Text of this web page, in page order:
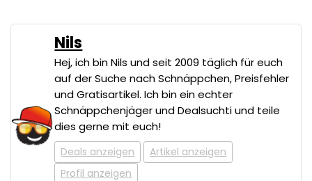
Nils
Hej, ich bin Nils und seit 2009 täglich für euch
auf der Suche nach Schnäppchen, Preisfehler
und Gratisartikel. Ich bin ein echter
Schnäppchenjäger und Dealsuchti und teile
dies gerne mit euch!
Deals anzeigen
Artikel anzeigen
Profil anzeigen